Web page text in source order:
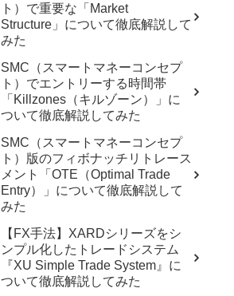
ト）で重要な「Market
Structure」について徹底解説して
みた
SMC（スマートマネーコンセプ
ト）でエントリーする時間帯
「Killzones（キルゾーン）」に
ついて徹底解説してみた
SMC（スマートマネーコンセプ
ト）版のフィボナッチリトレース
メント「OTE（Optimal Trade
Entry）」について徹底解説して
みた
【FX手法】XARDシリーズをシ
ンプル化したトレードシステム
『XU Simple Trade System』に
ついて徹底解説してみた